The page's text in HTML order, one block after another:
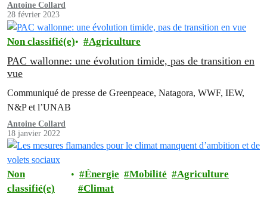
Antoine Collard
28 février 2023
Non classifié(e) Agriculture
PAC wallonne: une évolution timide, pas de transition en
vue
Communiqué de presse de Greenpeace, Natagora, WWF, IEW,
N&P et l’UNAB
Antoine Collard
18 janvier 2022
Non
classifié(e)
Énergie Mobilité
Agriculture
Climat